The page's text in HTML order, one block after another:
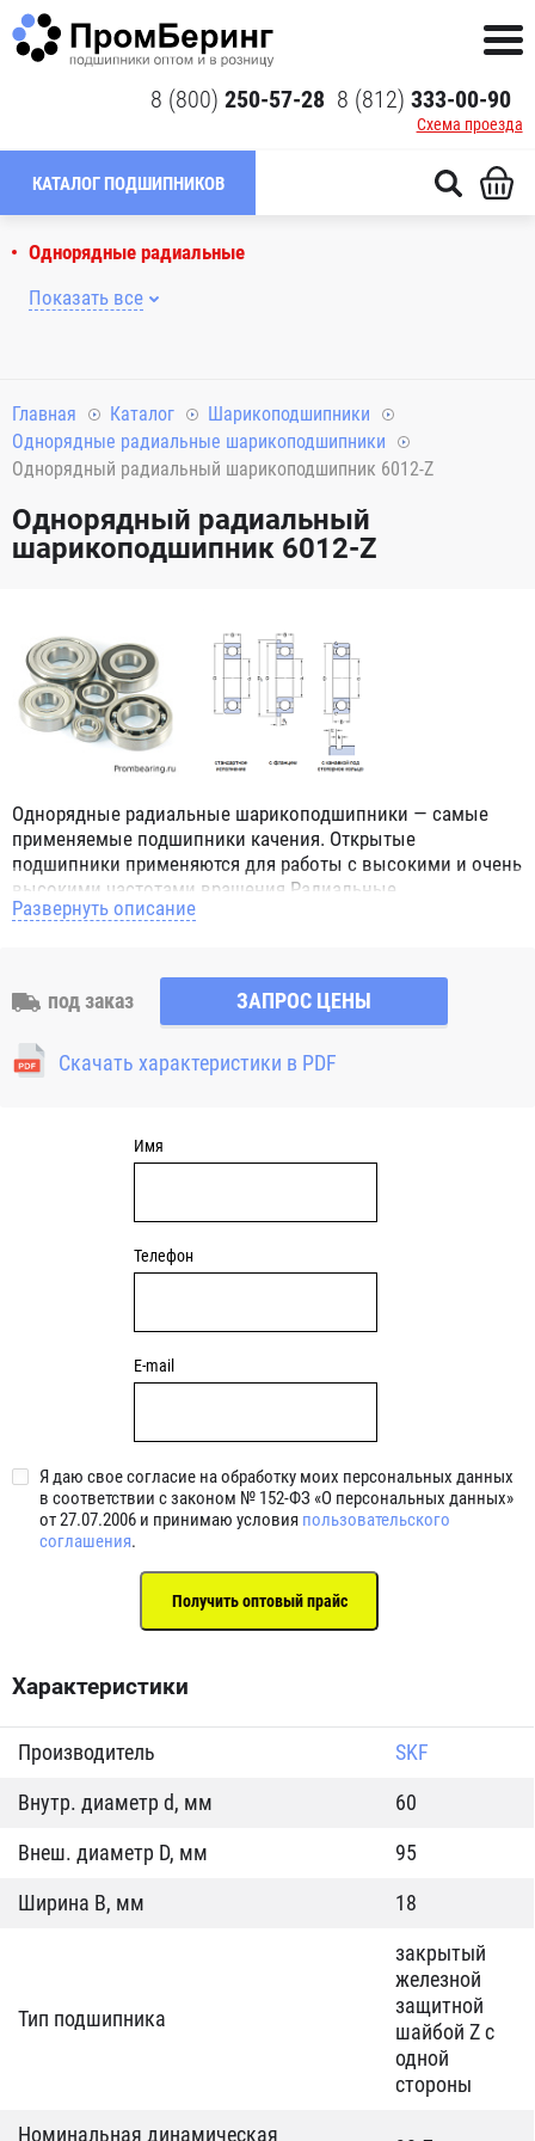
8 (800) 250-57-28 8 (812) 333-00-90
Схема проезда
КАТАЛОГ ПОДШИПНИКОВ
Однорядные радиальные
Показать все
Главная Каталог
Шарикоподшипники
Однорядные радиальные шарикоподшипники
Однорядный радиальный шарикоподшипник 6012-Z
Однорядный радиальный
шарикоподшипник 6012-Z
Однорядные радиальные шарикоподшипники — самые
применяемые подшипники качения. Открытые
подшипники применяются для работы с высокими и очень
высокими частотами вращения.Радиальные
шарикоподшипники обозначением 2Z ZZ с обеих сторон
обозначением 2RS 2RS1 2RSH 2RSR имеют с обеих сторон
контактные уплотнения из бутадиен-нитрильного каучука
(NBR) и пригодны для средних частот вращения. Также
поставляются подшипники с бесконтактными
Развернуть описание
под заказ ЗАПРОС ЦЕНЫ
Скачать характеристики в PDF
Имя
Телефон
E-mail
Я даю свое согласие на обработку моих персональных данных
в соответствии с законом № 152-ФЗ «О персональных данных»
от 27.07.2006 и принимаю условия пользовательского
соглашения.
Характеристики
Производитель
SKF
Внутр. диаметр d, мм
60
Внеш. диаметр D, мм
95
Ширина B, мм
18
Тип подшипника
закрытый
железной
защитной
шайбой Z c
одной
стороны
Номинальная динамическая